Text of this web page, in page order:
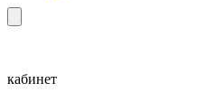
кабинет